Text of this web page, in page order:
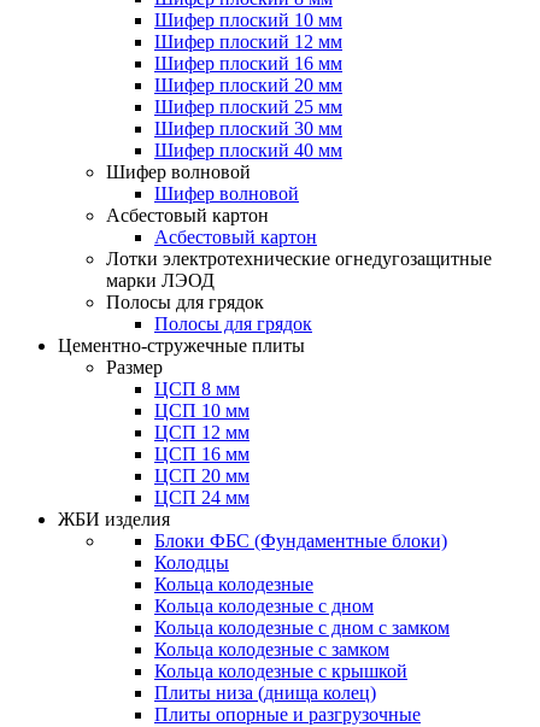
Шифер плоский 10 мм
Шифер плоский 12 мм
Шифер плоский 16 мм
Шифер плоский 20 мм
Шифер плоский 25 мм
Шифер плоский 30 мм
Шифер плоский 40 мм
Шифер волновой
Шифер волновой
Асбестовый картон
Асбестовый картон
Лотки электротехнические огнедугозащитные
марки ЛЭОД
Полосы для грядок
Полосы для грядок
Цементно-стружечные плиты
Размер
ЦСП 8 мм
ЦСП 10 мм
ЦСП 12 мм
ЦСП 16 мм
ЦСП 20 мм
ЦСП 24 мм
ЖБИ изделия
Блоки ФБС (Фундаментные блоки)
Колодцы
Кольца колодезные
Кольца колодезные с дном
Кольца колодезные с дном с замком
Кольца колодезные с замком
Кольца колодезные с крышкой
Плиты низа (днища колец)
Плиты опорные и разгрузочные